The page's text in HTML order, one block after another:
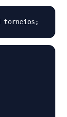
torneios ;